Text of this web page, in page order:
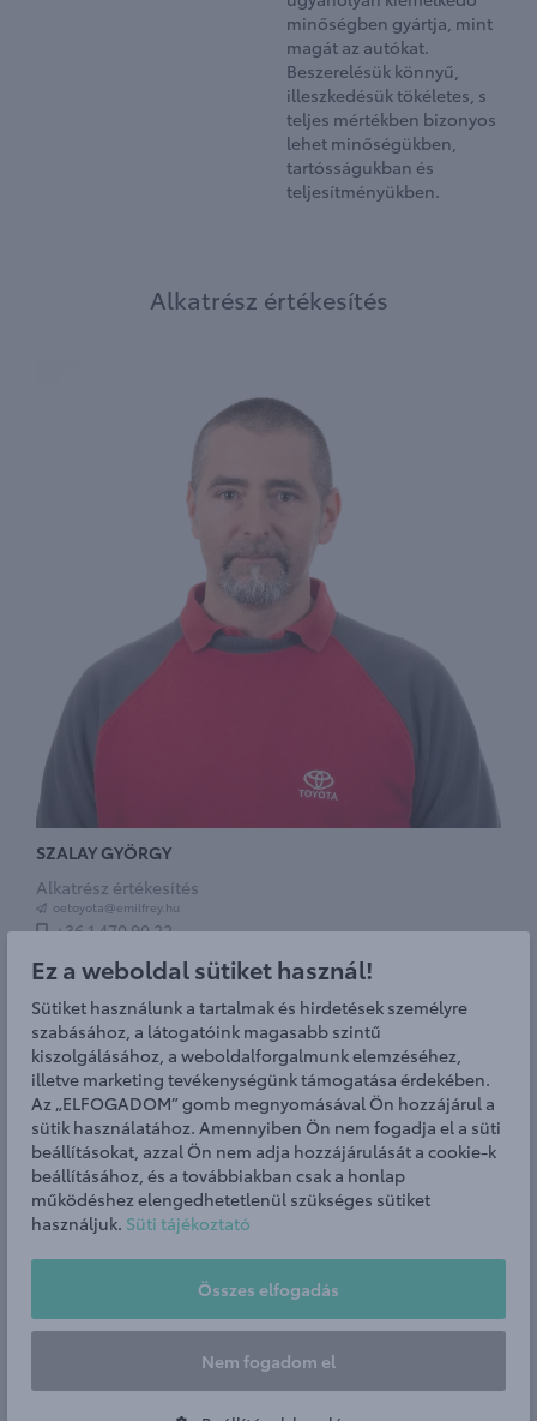
minőségben gyártja, mint
magát az autókat.
Beszerelésük könnyű,
illeszkedésük tökéletes, s
teljes mértékben bizonyos
lehet minőségükben,
tartósságukban és
teljesítményükben.
Alkatrész értékesítés
SZALAY GYÖRGY
Alkatrész értékesítés
oetoyota@emilfrey.hu
+36 1 470 90 22
Ez a weboldal sütiket használ!
Sütiket használunk a tartalmak és hirdetések személyre
szabásához, a látogatóink magasabb szintű
kiszolgálásához, a weboldalforgalmunk elemzéséhez,
illetve marketing tevékenységünk támogatása érdekében.
Az „ELFOGADOM” gomb megnyomásával Ön hozzájárul a
sütik használatához. Amennyiben Ön nem fogadja el a süti
beállításokat, azzal Ön nem adja hozzájárulását a cookie-k
beállításához, és a továbbiakban csak a honlap
működéshez elengedhetetlenül szükséges sütiket
használjuk. Süti tájékoztató
Összes elfogadás
Nem fogadom el